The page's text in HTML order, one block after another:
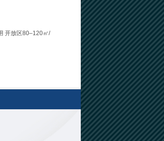
开放区80–120㎡/